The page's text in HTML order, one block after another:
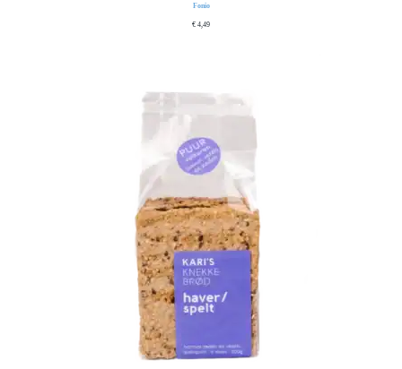
Fonio
€ 4,49